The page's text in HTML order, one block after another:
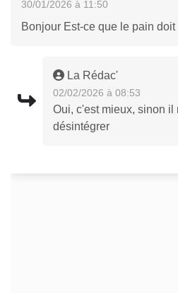
30/01/2026 à 11:50
Bonjour Est-ce que le pain
La Rédac'
02/02/2026 à 08:53
Oui, c'est mieux, sinon il
désintégrer